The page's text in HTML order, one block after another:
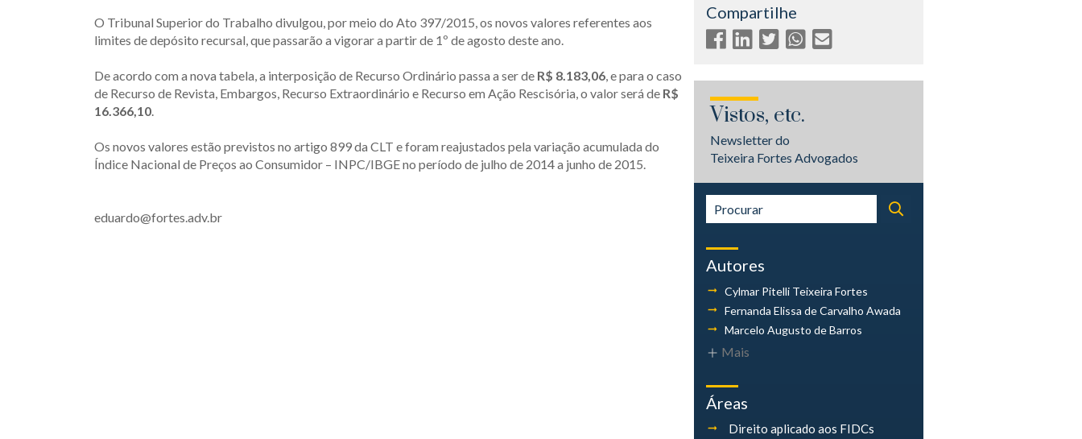
O Tribunal Superior do Trabalho divulgou, por meio do Ato 397/2015, os novos valores referentes aos
limites de depósito recursal, que passarão a vigorar a partir de 1º de agosto deste ano.
De acordo com a nova tabela, a interposição de Recurso Ordinário passa a ser de R$ 8.183,06, e para o caso
de Recurso de Revista, Embargos, Recurso Extraordinário e Recurso em Ação Rescisória, o valor será de R$
16.366,10.
Os novos valores estão previstos no artigo 899 da CLT e foram reajustados pela variação acumulada do
Índice Nacional de Preços ao Consumidor – INPC/IBGE no período de julho de 2014 a junho de 2015.
eduardo@fortes.adv.br
Compartilhe
Vistos, etc.
Newsletter do
Teixeira Fortes Advogados
Autores
Cylmar Pitelli Teixeira Fortes
Fernanda Elissa de Carvalho Awada
Marcelo Augusto de Barros
Mais
Áreas
Direito aplicado aos FIDCs